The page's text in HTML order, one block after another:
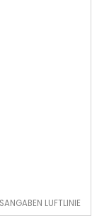
LUFTLINIE